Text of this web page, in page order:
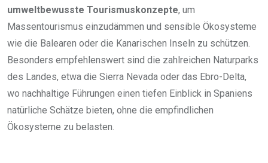
umweltbewusste Tourismuskonzepte, um
Massentourismus einzudämmen und sensible Ökosysteme
wie die Balearen oder die Kanarischen Inseln zu schützen.
Besonders empfehlenswert sind die zahlreichen Naturparks
des Landes, etwa die Sierra Nevada oder das Ebro-Delta,
wo nachhaltige Führungen einen tiefen Einblick in Spaniens
natürliche Schätze bieten, ohne die empfindlichen
Ökosysteme zu belasten.